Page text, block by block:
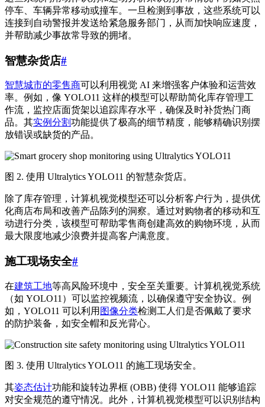
停车、车辆异常移动或撞车。一旦检测到事故，这些系统可以
连接到自动警报并发送给紧急服务部门，从而加快响应速度，
并帮助减少事故常导致的拥堵。
智慧杂货店#
智慧城市的零售商可以利用视觉 AI 来增强客户体验和运营效
率。例如，像 YOLO11 这样的模型可以帮助简化库存管理工
作流，监控店面货架以追踪库存水平，确保及时补货热门商
品。其实例分割功能提供了极高的细节精度，能够精确识别摆
放错误或缺货的产品。
图 2. 使用 Ultralytics YOLO11 的智慧杂货店。
除了库存管理，计算机视觉模型还可以分析客户行为，提供优
化商店布局和改善产品陈列的洞察。通过对购物者的移动和互
动进行分类，该模型可帮助零售商创建高效的购物环境，从而
最大限度地减少浪费并提高客户满意度。
施工现场安全#
在建筑工地等高风险环境中，安全至关重要。计算机视觉系统
（如 YOLO11）可以监控视频流，以确保遵守安全协议。例
如，YOLO11 可以利用 图像分类检测工人们是否佩戴了要求
的防护装备，如安全帽和反光背心。
图 3. 使用 Ultralytics YOLO11 的施工现场安全。
其姿态估计功能和旋转边界框 (OBB) 使得 YOLO11 能够追踪
对安全规范的遵守情况。此外，计算机视觉模型可以识别结构